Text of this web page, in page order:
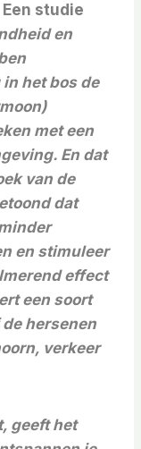
studie
en
het bos de
met een
En dat
van de
dat
en stimuleer
effect
een soort
hersenen
verkeer
geeft het